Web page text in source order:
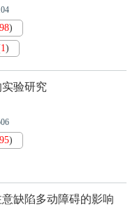
)
1)
验研究
)
缺陷多动障碍的影响